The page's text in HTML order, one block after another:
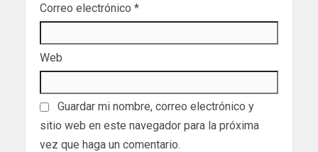
Correo electrónico *
Web
Guardar mi nombre, correo electrónico y
sitio web en este navegador para la próxima
vez que haga un comentario.